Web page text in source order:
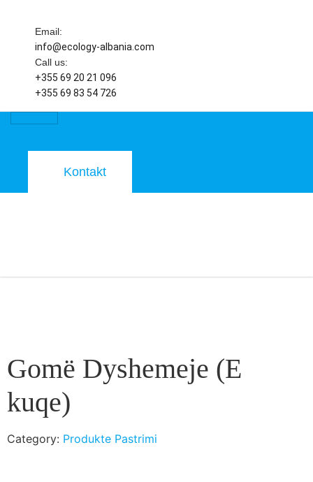
Email:
info@ecology-albania.com
Call us:
+355 69 20 21 096
+355 69 83 54 726
Kontakt
Gomë Dyshemeje (E
kuqe)
Category: Produkte Pastrimi